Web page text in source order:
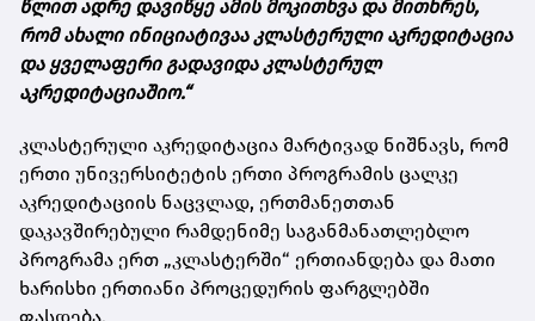
წლით ადრე დავიწყე ამის მოკითხვა და მითხრეს,
რომ ახალი ინიციატივაა კლასტერული აკრედიტაცია
და ყველაფერი გადავიდა კლასტერულ
აკრედიტაციაშიო.“
კლასტერული აკრედიტაცია მარტივად ნიშნავს, რომ
ერთი უნივერსიტეტის ერთი პროგრამის ცალკე
აკრედიტაციის ნაცვლად, ერთმანეთთან
დაკავშირებული რამდენიმე საგანმანათლებლო
პროგრამა ერთ „კლასტერში“ ერთიანდება და მათი
ხარისხი ერთიანი პროცედურის ფარგლებში